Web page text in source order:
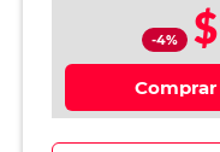
-4%